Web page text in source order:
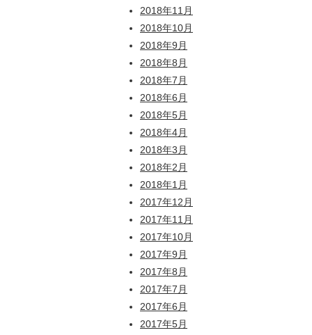
2018年11月
2018年10月
2018年9月
2018年8月
2018年7月
2018年6月
2018年5月
2018年4月
2018年3月
2018年2月
2018年1月
2017年12月
2017年11月
2017年10月
2017年9月
2017年8月
2017年7月
2017年6月
2017年5月